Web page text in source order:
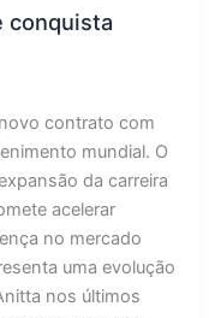
conquista
contrato com
mundial. O
da carreira
acelerar
no mercado
uma evolução
nos últimos